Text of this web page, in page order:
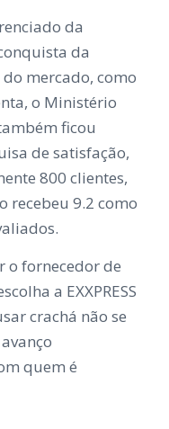
da
da
mercado, como
o Ministério
ficou
de satisfação,
800 clientes,
recebeu 9.2 como
o fornecedor de
a EXXPRESS
crachá não se
quem é